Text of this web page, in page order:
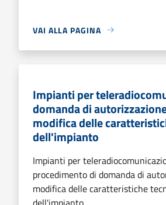
VAI ALLA PAGINA
Impianti per
domanda di
modifica delle
dell'impianto
Impianti per
procedimento di domanda di
modifica delle caratteristiche